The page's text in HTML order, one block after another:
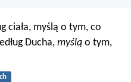
ciała, myślą o tym, co
Ducha, myślą o tym,